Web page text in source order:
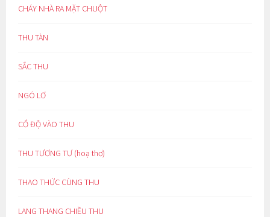
CHÁY NHÀ RA MẶT CHUỘT
THU TÀN
SẮC THU
NGÓ LƠ
CỔ ĐỘ VÀO THU
THU TƯƠNG TƯ (hoạ thơ)
THAO THỨC CÙNG THU
LANG THANG CHIỀU THU